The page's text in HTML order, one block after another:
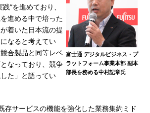
富士通 デジタルビジネス・プ
ラットフォーム事業本部 副本
部長を務める中村記章氏
”を進めており、
進める中で培った
着いた日本流の提
なると考えてい
合製品と同等レベ
なっており、競争
た」と語ってい
サービスの機能を強化した業務集約ミド